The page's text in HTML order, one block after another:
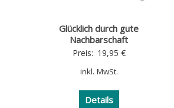
Glücklich durch gute
Nachbarschaft
Preis: 19,95 €
inkl. MwSt.
Details